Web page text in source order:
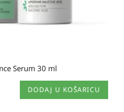
Serum 30 ml
DODAJ U KOŠARICU